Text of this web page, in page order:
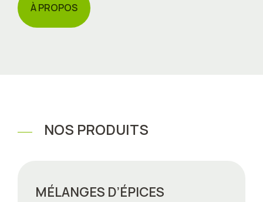
À PROPOS
NOS PRODUITS
MÉLANGES D’ÉPICES